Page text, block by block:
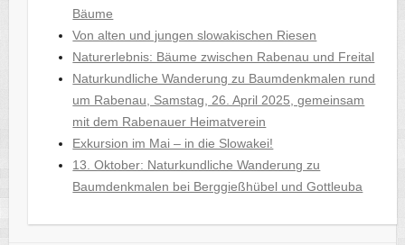
Bäume
Von alten und jungen slowakischen Riesen
Naturerlebnis: Bäume zwischen Rabenau und Freital
Naturkundliche Wanderung zu Baumdenkmalen rund
um Rabenau, Samstag, 26. April 2025, gemeinsam
mit dem Rabenauer Heimatverein
Exkursion im Mai – in die Slowakei!
13. Oktober: Naturkundliche Wanderung zu
Baumdenkmalen bei Berggießhübel und Gottleuba